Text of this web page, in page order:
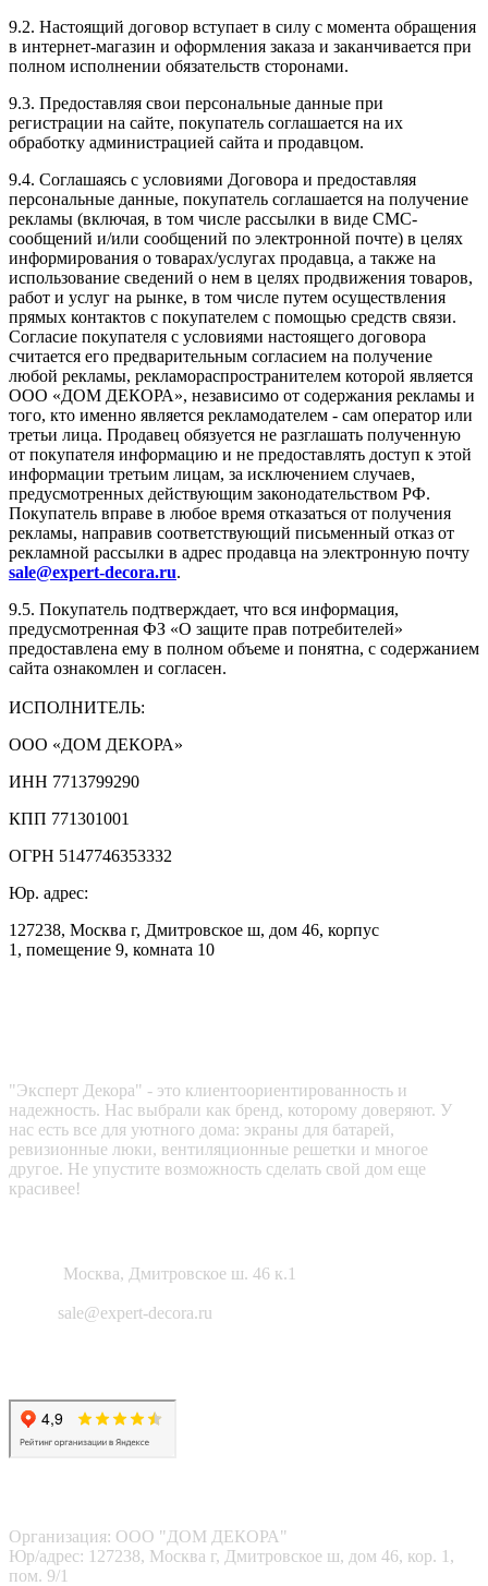
9.2. Настоящий договор вступает в силу с момента обращения
в интернет-магазин и оформления заказа и заканчивается при
полном исполнении обязательств сторонами.
9.3. Предоставляя свои персональные данные при
регистрации на сайте, покупатель соглашается на их
обработку администрацией сайта и продавцом.
9.4. Соглашаясь с условиями Договора и предоставляя
персональные данные, покупатель соглашается на получение
рекламы (включая, в том числе рассылки в виде СМС-
сообщений и/или сообщений по электронной почте) в целях
информирования о товарах/услугах продавца, а также на
использование сведений о нем в целях продвижения товаров,
работ и услуг на рынке, в том числе путем осуществления
прямых контактов с покупателем с помощью средств связи.
Согласие покупателя с условиями настоящего договора
считается его предварительным согласием на получение
любой рекламы, рекламораспространителем которой является
ООО «ДОМ ДЕКОРА», независимо от содержания рекламы и
того, кто именно является рекламодателем - сам оператор или
третьи лица. Продавец обязуется не разглашать полученную
от покупателя информацию и не предоставлять доступ к этой
информации третьим лицам, за исключением случаев,
предусмотренных действующим законодательством РФ.
Покупатель вправе в любое время отказаться от получения
рекламы, направив соответствующий письменный отказ от
рекламной рассылки в адрес продавца на электронную почту
sale@expert-decora.ru.
9.5. Покупатель подтверждает, что вся информация,
предусмотренная ФЗ «О защите прав потребителей»
предоставлена ему в полном объеме и понятна, с содержанием
сайта ознакомлен и согласен.
ИСПОЛНИТЕЛЬ:
ООО «ДОМ ДЕКОРА»
ИНН 7713799290
КПП 771301001
ОГРН 5147746353332
Юр. адрес:
127238, Москва г, Дмитровское ш, дом 46, корпус
1, помещение 9, комната 10
"Эксперт Декора" - это клиентоориентированность и
надежность. Нас выбрали как бренд, которому доверяют. У
нас есть все для уютного дома: экраны для батарей,
ревизионные люки, вентиляционные решетки и многое
другое. Не упустите возможность сделать свой дом еще
красивее!
Москва, Дмитровское ш. 46 к.1
sale@expert-decora.ru
Организация: ООО "ДОМ ДЕКОРА"
Юр/адрес: 127238, Москва г, Дмитровское ш, дом 46, кор. 1,
пом. 9/1